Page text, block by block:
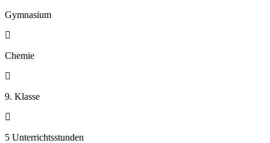
Gymnasium

Chemie

9. Klasse

5 Unterrichtsstunden